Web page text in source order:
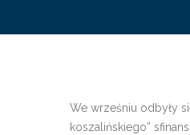
We wrześniu odbyły
koszalińskiego”